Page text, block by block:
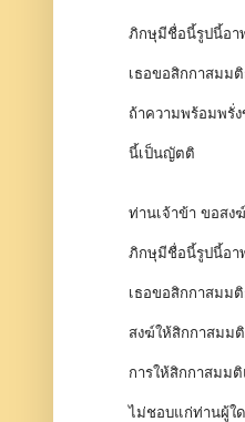
ภิกษุมีชื่อนี้รูปนี้อา
เธอขอสิกกาสมม
ถ้าความพร้อมพรั่
นี้เป็นญัตติ
ท่านเจ้าข้า ขอสง
ภิกษุมีชื่อนี้รูปนี้อา
เธอขอสิกกาสมม
สงฆ์ให้สิกกาสมม
การให้สิกกาสมม
ไม่ชอบแก่ท่านผู้ใ